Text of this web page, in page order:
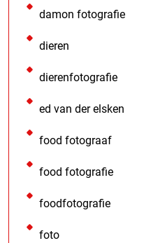
damon fotografie
dieren
dierenfotografie
ed van der elsken
food fotograaf
food fotografie
foodfotografie
foto